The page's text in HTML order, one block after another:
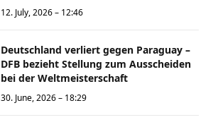
12. July, 2026 – 12:46
Deutschland verliert gegen Paraguay –
DFB bezieht Stellung zum Ausscheiden
bei der Weltmeisterschaft
30. June, 2026 – 18:29